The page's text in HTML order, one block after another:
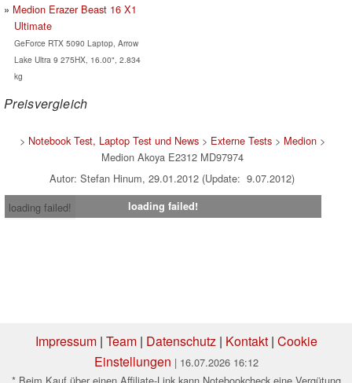
Medion Erazer Beast 16 X1
Ultimate
GeForce RTX 5090 Laptop, Arrow
Lake Ultra 9 275HX, 16.00", 2.834
kg
Preisvergleich
> Notebook Test, Laptop Test und News> Externe Tests> Medion>
Medion Akoya E2312 MD97974
Autor: Stefan Hinum, 29.01.2012 (Update: 9.07.2012)
loading failed!
loading failed!
Impressum| Team| Datenschutz| Kontakt| Cookie
Einstellungen | 16.07.2026 16:12